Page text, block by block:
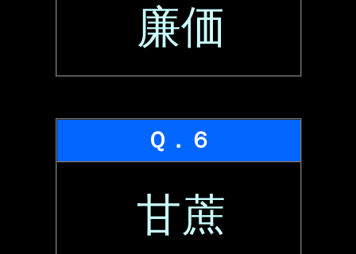
廉価
Ｑ．６
甘蔗